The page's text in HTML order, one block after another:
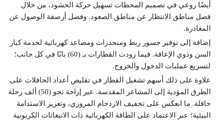
أيضًا روعي في تصميم المحطات تسهيل حركة الحشود، من خلال
فصل مناطق الانتظار عن مناطق الصعود. وفصل أرصفة الوصول عن
المغادرة.
إضافة إلى توفير جسور ربط ومنحدرات ومصاعد كهربائية لخدمة كبار
السن وذوي الإعاقة. فيما زودت القطارات بـ (60) بابًا في كل جانب؛
لتسريع عمليات الدخول والخروج.
علاوة على ذلك أسهم تشغيل القطار في تقليص أعداد الحافلات على
الطرق المؤدية إلى المشاعر المقدسة. عبر إزاحة نحو (50) ألف رحلة
حافلة. ما انعكس على تخفيف الازدحام المروري، وتعزيز الاستدامة
البيئية؛ عبر الاعتماد على الطاقة الكهربائية ذات الانبعاثات الكربونية